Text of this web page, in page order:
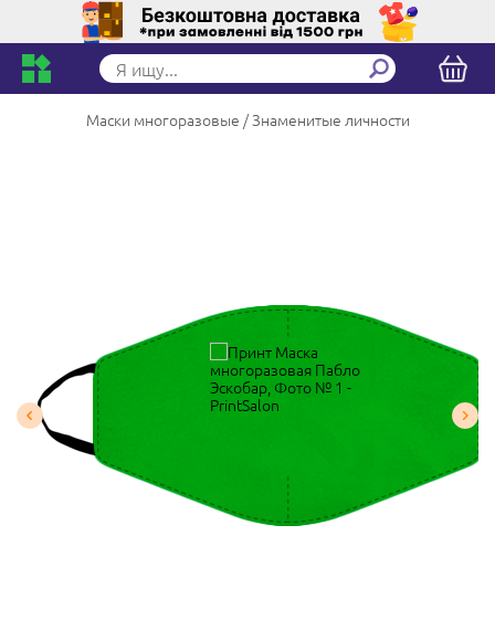
Маски многоразовые Знаменитые личности